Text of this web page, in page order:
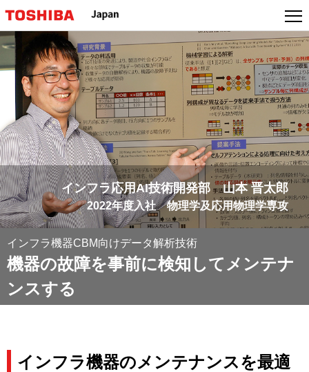
へ
ジ
ャ
ン
プ
インフラ応用AI技術開発部 山本 晋太郎
2022年度入社 物理学及応用物理学専攻
インフラ機器CBM向けデータ解析技術
機器の故障を事前に検知してメンテナ
ンスする
インフラ機器のメンテナンスを最適